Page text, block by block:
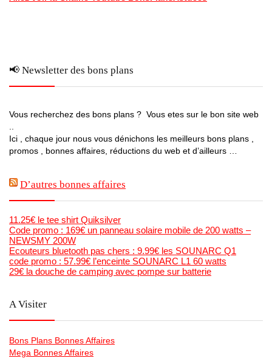
📢 Newsletter des bons plans
Vous recherchez des bons plans ? Vous etes sur le bon site web
Ici , chaque jour nous vous dénichons les meilleurs bons plans ,
promos , bonnes affaires, réductions du web et d’ailleurs …
D’autres bonnes affaires
11.25€ le tee shirt Quiksilver
Code promo : 169€ un panneau solaire mobile de 200 watts –
NEWSMY 200W
Ecouteurs bluetooth pas chers : 9.99€ les SOUNARC Q1
code promo : 57.99€ l’enceinte SOUNARC L1 60 watts
29€ la douche de camping avec pompe sur batterie
A Visiter
Bons Plans Bonnes Affaires
Mega Bonnes Affaires